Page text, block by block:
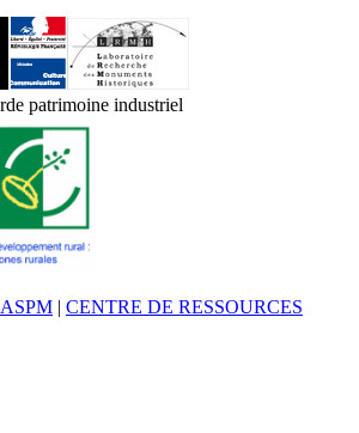
ASPM | CENTRE DE RESSOURCES